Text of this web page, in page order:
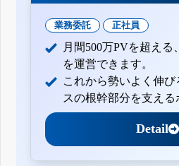
業務委託 正社員
月間500万PVを超える
を運営できます。
これから勢いよく伸
スの根幹部分を支える
Detail